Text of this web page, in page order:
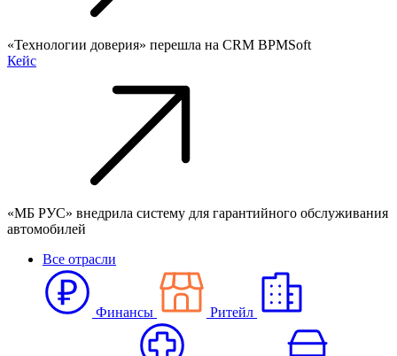
«Технологии доверия» перешла на CRM BPMSoft
Кейс
«МБ РУС» внедрила систему для гарантийного обслуживания
автомобилей
Все отрасли
Финансы Ритейл